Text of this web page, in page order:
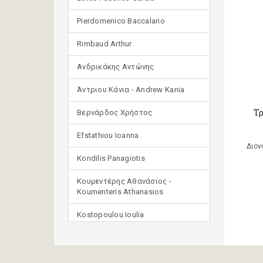
Pierdomenico Baccalario
Rimbaud Arthur
Ανδρικάκης Αντώνης
Άντριου Κάνια - Andrew Kania
Βερνάρδος Χρήστος
Efstathiou Ioanna
Kondilis Panagiotis
Κουμεντέρης Αθανάσιος -
Koumenteris Athanasios
Kostopoulou Ioulia
(μετάφραση)